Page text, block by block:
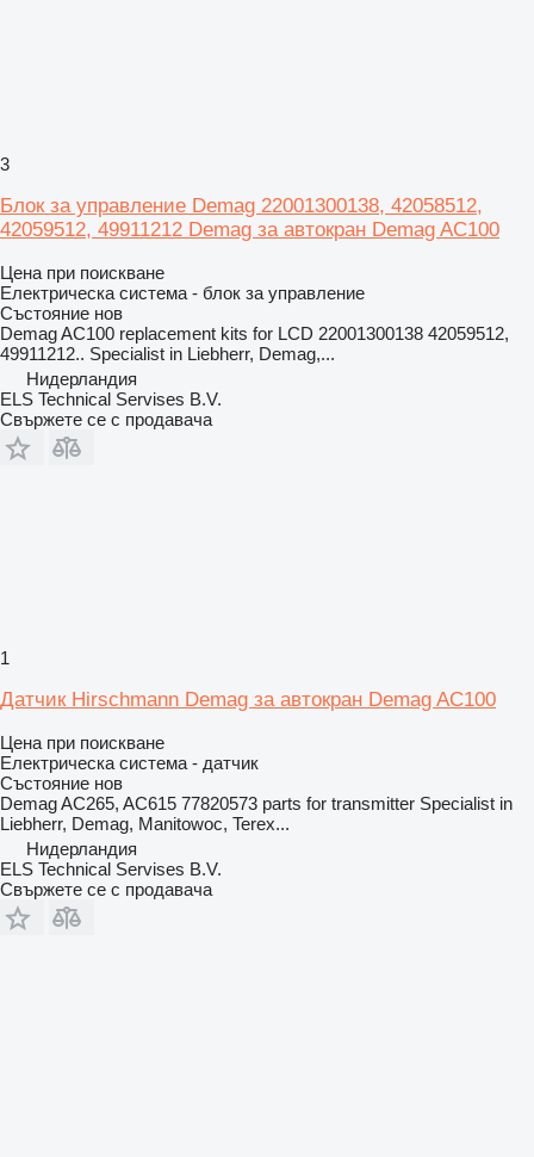
3
Блок за управление Demag 22001300138, 42058512,
42059512, 49911212 Demag за автокран Demag AC100
Цена при поискване
Електрическа система - блок за управление
Състояние нов
Demag AC100 replacement kits for LCD 22001300138 42059512,
49911212.. Specialist in Liebherr, Demag,...
Нидерландия
ELS Technical Servises B.V.
Свържете се с продавача
1
Датчик Hirschmann Demag за автокран Demag AC100
Цена при поискване
Електрическа система - датчик
Състояние нов
Demag AC265, AC615 77820573 parts for transmitter Specialist in
Liebherr, Demag, Manitowoc, Terex...
Нидерландия
ELS Technical Servises B.V.
Свържете се с продавача